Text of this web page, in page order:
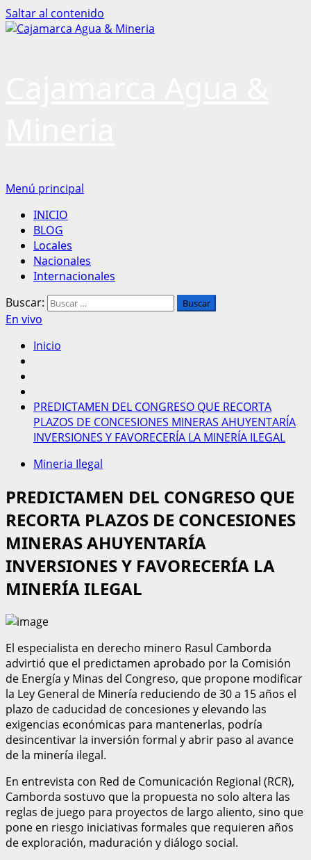
Saltar al contenido
Menú principal
INICIO
BLOG
Locales
Nacionales
Internacionales
Buscar:
En vivo
Inicio
PREDICTAMEN DEL CONGRESO QUE RECORTA
PLAZOS DE CONCESIONES MINERAS AHUYENTARÍA
INVERSIONES Y FAVORECERÍA LA MINERÍA ILEGAL
Mineria Ilegal
PREDICTAMEN DEL CONGRESO QUE
RECORTA PLAZOS DE CONCESIONES
MINERAS AHUYENTARÍA
INVERSIONES Y FAVORECERÍA LA
MINERÍA ILEGAL
El especialista en derecho minero Rasul Camborda
advirtió que el predictamen aprobado por la Comisión
de Energía y Minas del Congreso, que propone modificar
la Ley General de Minería reduciendo de 30 a 15 años el
plazo de caducidad de concesiones y elevando las
exigencias económicas para mantenerlas, podría
desincentivar la inversión formal y abrir paso al avance
de la minería ilegal.
En entrevista con Red de Comunicación Regional (RCR),
Camborda sostuvo que la propuesta no solo altera las
reglas de juego para proyectos de largo aliento, sino que
pone en riesgo iniciativas formales que requieren años
de exploración, maduración y diálogo social.